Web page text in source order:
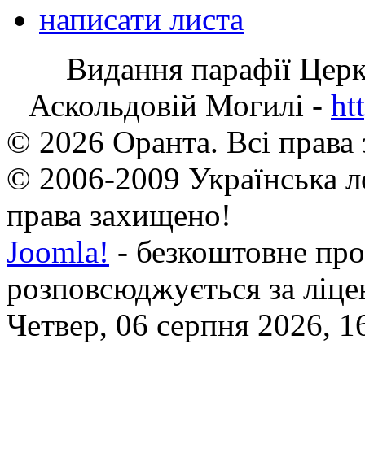
написати листа
Видання парафії
Аскольдовій Могилі -
© 2026 Оранта. Всі
© 2006-2009 Українська
права захищено!
Joomla! - безкоштовне
розповсюджується за
Четвер, 06 серпня 2026,